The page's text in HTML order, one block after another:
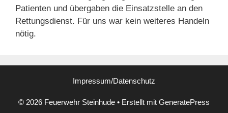
Patienten und übergaben die Einsatzstelle an den
Rettungsdienst. Für uns war kein weiteres Handeln
nötig.
Impressum/Datenschutz
© 2026 Feuerwehr Steinhude • Erstellt mit GeneratePress